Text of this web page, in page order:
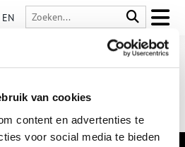
van cookies
content en advertenties te
voor social media te bieden
EN